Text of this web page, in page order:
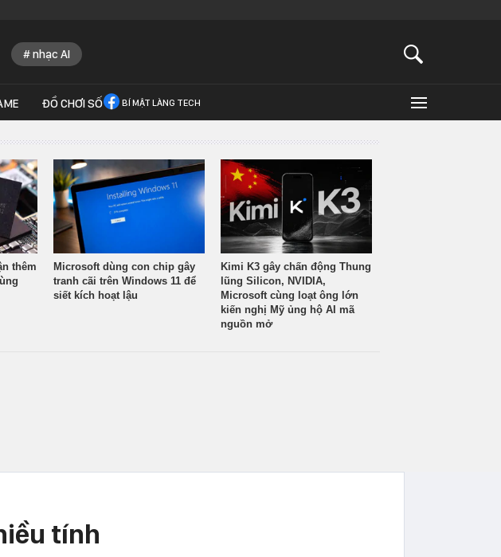
nhạc AI
ĐỒ CHƠI SỐ BÍ MẬT LÀNG TECH
thêm
Microsoft dùng con chip gây
tranh cãi trên Windows 11 để
siết kích hoạt lậu
Kimi K3 gây chấn động Thung
lũng Silicon, NVIDIA,
Microsoft cùng loạt ông lớn
kiến nghị Mỹ ủng hộ AI mã
nguồn mở
tính